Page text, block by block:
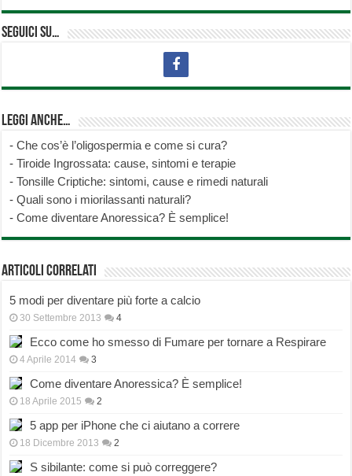
Seguici su…
Leggi anche…
-Che cos’è l’oligospermia e come si cura?
-Tiroide Ingrossata: cause, sintomi e terapie
-Tonsille Criptiche: sintomi, cause e rimedi naturali
-Quali sono i miorilassanti naturali?
-Come diventare Anoressica? È semplice!
Articoli correlati
5 modi per diventare più forte a calcio
30 Settembre 2013 4
Ecco come ho smesso di Fumare per tornare a Respirare
4 Aprile 2014 3
Come diventare Anoressica? È semplice!
18 Aprile 2015 2
5 app per iPhone che ci aiutano a correre
18 Dicembre 2013 2
S sibilante: come si può correggere?